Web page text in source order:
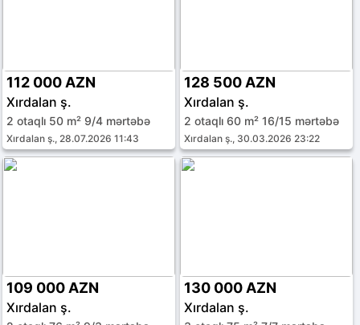
112 000 AZN
Xırdalan ş.
2 otaqlı 50 m² 9/4 mərtəbə
Xırdalan ş., 28.07.2026 11:43
128 500 AZN
Xırdalan ş.
2 otaqlı 60 m² 16/15 mərtəbə
Xırdalan ş., 30.03.2026 23:22
109 000 AZN
Xırdalan ş.
130 000 AZN
Xırdalan ş.